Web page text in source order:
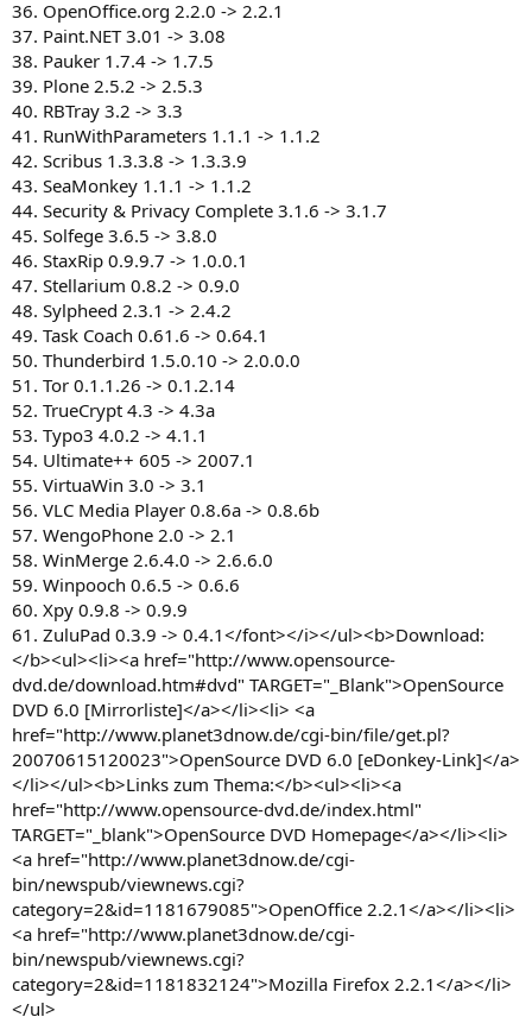
36. OpenOffice.org 2.2.0 -> 2.2.1
37. Paint.NET 3.01 -> 3.08
38. Pauker 1.7.4 -> 1.7.5
39. Plone 2.5.2 -> 2.5.3
40. RBTray 3.2 -> 3.3
41. RunWithParameters 1.1.1 -> 1.1.2
42. Scribus 1.3.3.8 -> 1.3.3.9
43. SeaMonkey 1.1.1 -> 1.1.2
44. Security & Privacy Complete 3.1.6 -> 3.1.7
45. Solfege 3.6.5 -> 3.8.0
46. StaxRip 0.9.9.7 -> 1.0.0.1
47. Stellarium 0.8.2 -> 0.9.0
48. Sylpheed 2.3.1 -> 2.4.2
49. Task Coach 0.61.6 -> 0.64.1
50. Thunderbird 1.5.0.10 -> 2.0.0.0
51. Tor 0.1.1.26 -> 0.1.2.14
52. TrueCrypt 4.3 -> 4.3a
53. Typo3 4.0.2 -> 4.1.1
54. Ultimate++ 605 -> 2007.1
55. VirtuaWin 3.0 -> 3.1
56. VLC Media Player 0.8.6a -> 0.8.6b
57. WengoPhone 2.0 -> 2.1
58. WinMerge 2.6.4.0 -> 2.6.6.0
59. Winpooch 0.6.5 -> 0.6.6
60. Xpy 0.9.8 -> 0.9.9
61. ZuluPad 0.3.9 -> 0.4.1</font></i></ul><b>Download:
</b><ul><li><a href="http://www.opensource-
dvd.de/download.htm#dvd" TARGET="_Blank">OpenSource
DVD 6.0 [Mirrorliste]</a></li><li> <a
href="http://www.planet3dnow.de/cgi-bin/file/get.pl?
20070615120023">OpenSource DVD 6.0 [eDonkey-Link]</a>
</li></ul><b>Links zum Thema:</b><ul><li><a
href="http://www.opensource-dvd.de/index.html"
TARGET="_blank">OpenSource DVD Homepage</a></li><li>
<a href="http://www.planet3dnow.de/cgi-
bin/newspub/viewnews.cgi?
category=2&id=1181679085">OpenOffice 2.2.1</a></li><li>
<a href="http://www.planet3dnow.de/cgi-
bin/newspub/viewnews.cgi?
category=2&id=1181832124">Mozilla Firefox 2.2.1</a></li>
</ul>